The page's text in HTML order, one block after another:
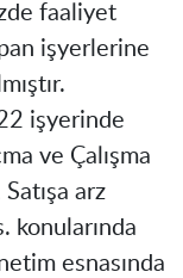
faaliyet
işyerlerine
işyerinde
ve Çalışma
arz
konularında
esnasında